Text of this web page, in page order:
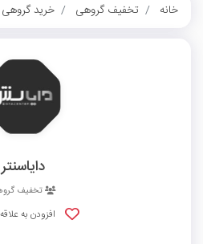
خانه تخفیف گروهی خرید گروهی
دایاسنتر
تخفیف
افزودن به